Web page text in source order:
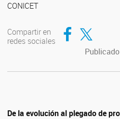
CONICET
Compartir en
redes sociales
Compartir en Facebook
Compartir en Twitter
De la evolución al plegado de